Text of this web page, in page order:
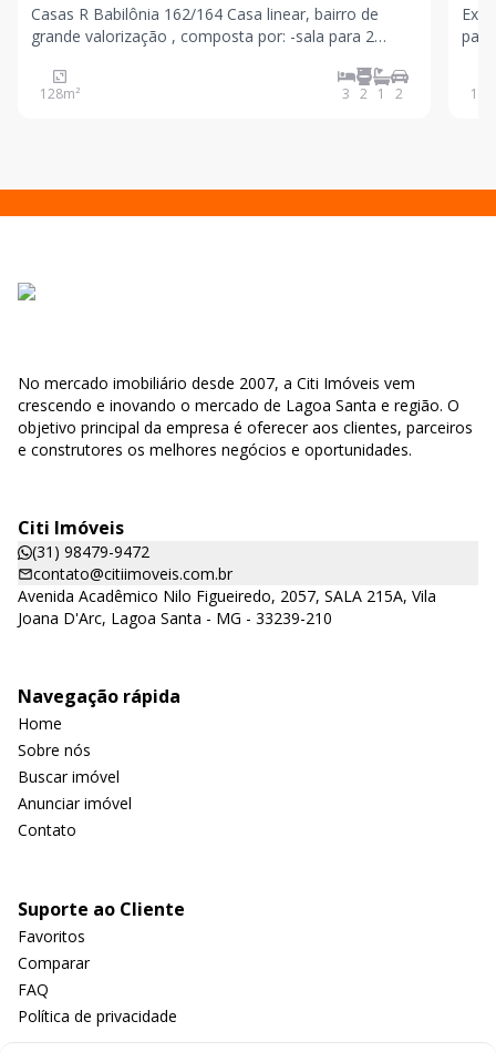
Casas R Babilônia 162/164 Casa linear, bairro de
grande valorização , composta por: -sala para 2
com bancadas em granito -lavanderia -banheiro
social -3 quartos sendo 1 suíte -garagem para 2 car
128m² 3 2 1 2
para Belo
131
No mercado imobiliário desde 2007, a Citi Imóveis vem
crescendo e inovando o mercado de Lagoa Santa e região. O
objetivo principal da empresa é oferecer aos clientes, parceiros
e construtores os melhores negócios e oportunidades.
Citi Imóveis
(31) 98479-9472
contato@citiimoveis.com.br
Avenida Acadêmico Nilo Figueiredo, 2057, SALA 215A, Vila
Joana D'Arc, Lagoa Santa - MG - 33239-210
Navegação rápida
Home
Sobre nós
Buscar imóvel
Anunciar imóvel
Contato
Suporte ao Cliente
Favoritos
Comparar
FAQ
Política de privacidade